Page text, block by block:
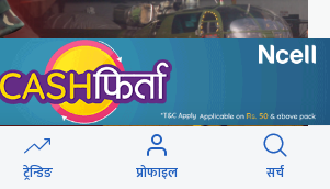
ट्रेन्डिङ प्रोफाइल सर्च